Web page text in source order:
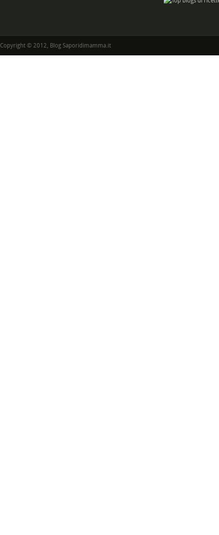
Copyright © 2012, Blog Saporidimamma.it